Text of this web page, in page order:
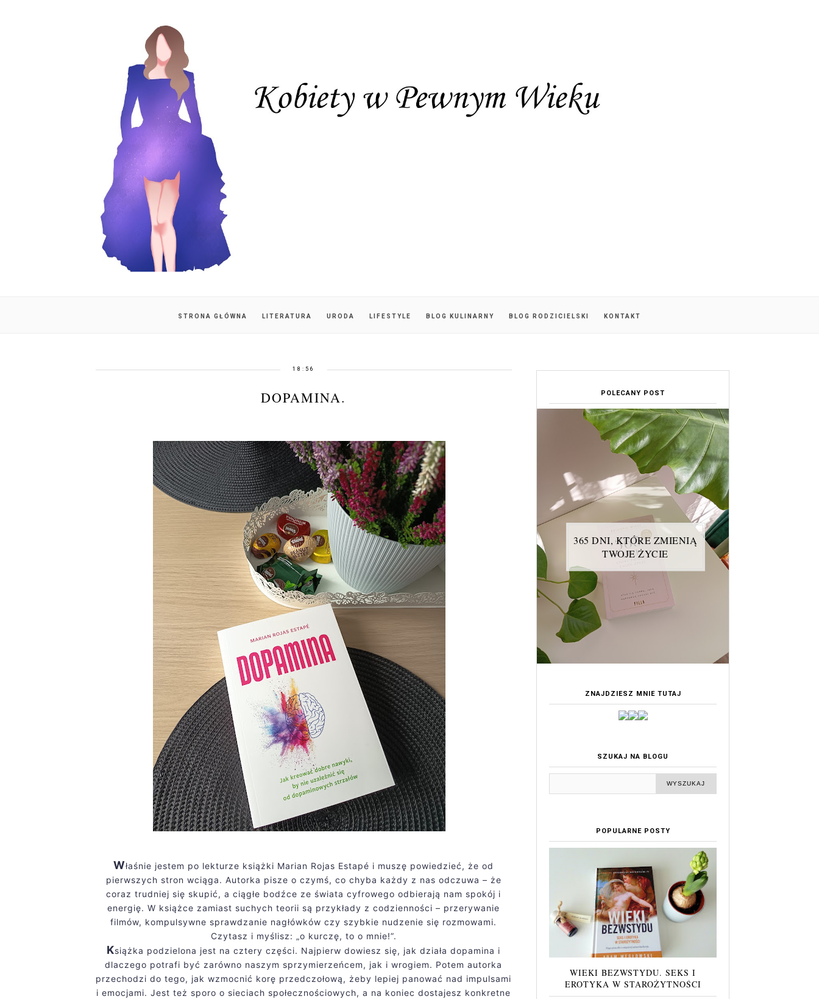
STRONA GŁÓWNA LITERATURA URODA LIFESTYLE BLOG KULINARNY BLOG RODZICIELSKI KONTAKT
18:56
DOPAMINA.
Właśnie jestem po lekturze książki Marian Rojas Estapé i muszę powiedzieć, że od
pierwszych stron wciąga. Autorka pisze o czymś, co chyba każdy z nas odczuwa – że
coraz trudniej się skupić, a ciągłe bodźce ze świata cyfrowego odbierają nam spokój i
energię. W książce zamiast suchych teorii są przykłady z codzienności – przerywanie
filmów, kompulsywne sprawdzanie nagłówków czy szybkie nudzenie się rozmowami.
Czytasz i myślisz: „o kurczę, to o mnie!”.
Książka podzielona jest na cztery części. Najpierw dowiesz się, jak działa dopamina i
dlaczego potrafi być zarówno naszym sprzymierzeńcem, jak i wrogiem. Potem autorka
przechodzi do tego, jak wzmocnić korę przedczołową, żeby lepiej panować nad impulsami
i emocjami. Jest też sporo o sieciach społecznościowych, a na koniec dostajesz konkretne
POLECANY POST
365 DNI, KTÓRE ZMIENIĄ
TWOJE ŻYCIE
ZNAJDZIESZ MNIE TUTAJ
SZUKAJ NA BLOGU
POPULARNE POSTY
WIEKI BEZWSTYDU. SEKS I
EROTYKA W STAROŻYTNOŚCI